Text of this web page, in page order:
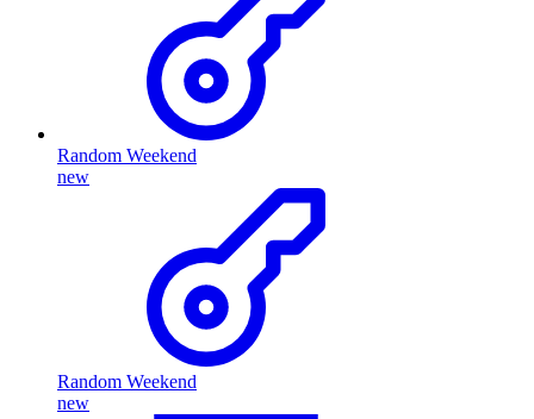
Random Weekend
new
Random Weekend
new